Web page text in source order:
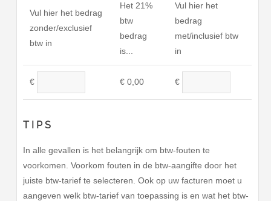
Vul hier het bedrag
zonder/exclusief
btw in
Het 21%
btw
bedrag
is...
Vul hier het
bedrag
met/inclusief btw
in
€ € 0,00 €
TIPS
In alle gevallen is het belangrijk om btw-fouten te
voorkomen. Voorkom fouten in de btw-aangifte door het
juiste btw-tarief te selecteren. Ook op uw facturen moet u
aangeven welk btw-tarief van toepassing is en wat het btw-